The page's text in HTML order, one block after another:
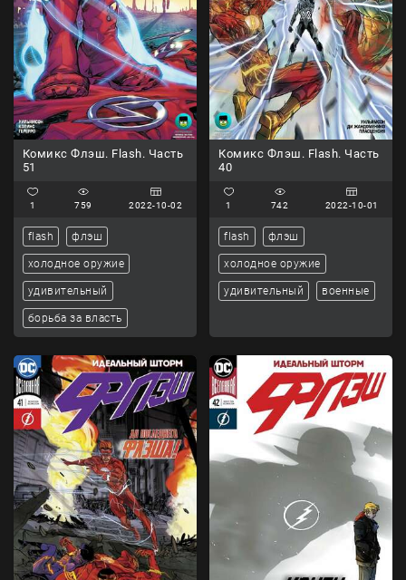
Комикс Флэш. Flash. Часть
51
1 759 2022-10-02
flash флэш
холодное оружие
удивительный
борьба за власть
Комикс Флэш. Flash. Часть
40
1 742 2022-10-01
flash флэш
холодное оружие
удивительный военные